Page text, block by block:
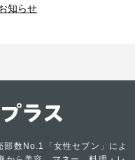
知らせ
部数No.1「女性セブン」によ